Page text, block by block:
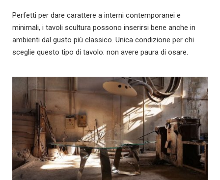
Perfetti per dare carattere a interni contemporanei e
minimali, i tavoli scultura possono inserirsi bene anche in
ambienti dal gusto più classico. Unica condizione per chi
sceglie questo tipo di tavolo: non avere paura di osare.